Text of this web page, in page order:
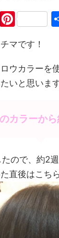
T Pi
er
e
st
マです！
ウカラーを
いと思いま
カラーから
ので、約2
直後はこち